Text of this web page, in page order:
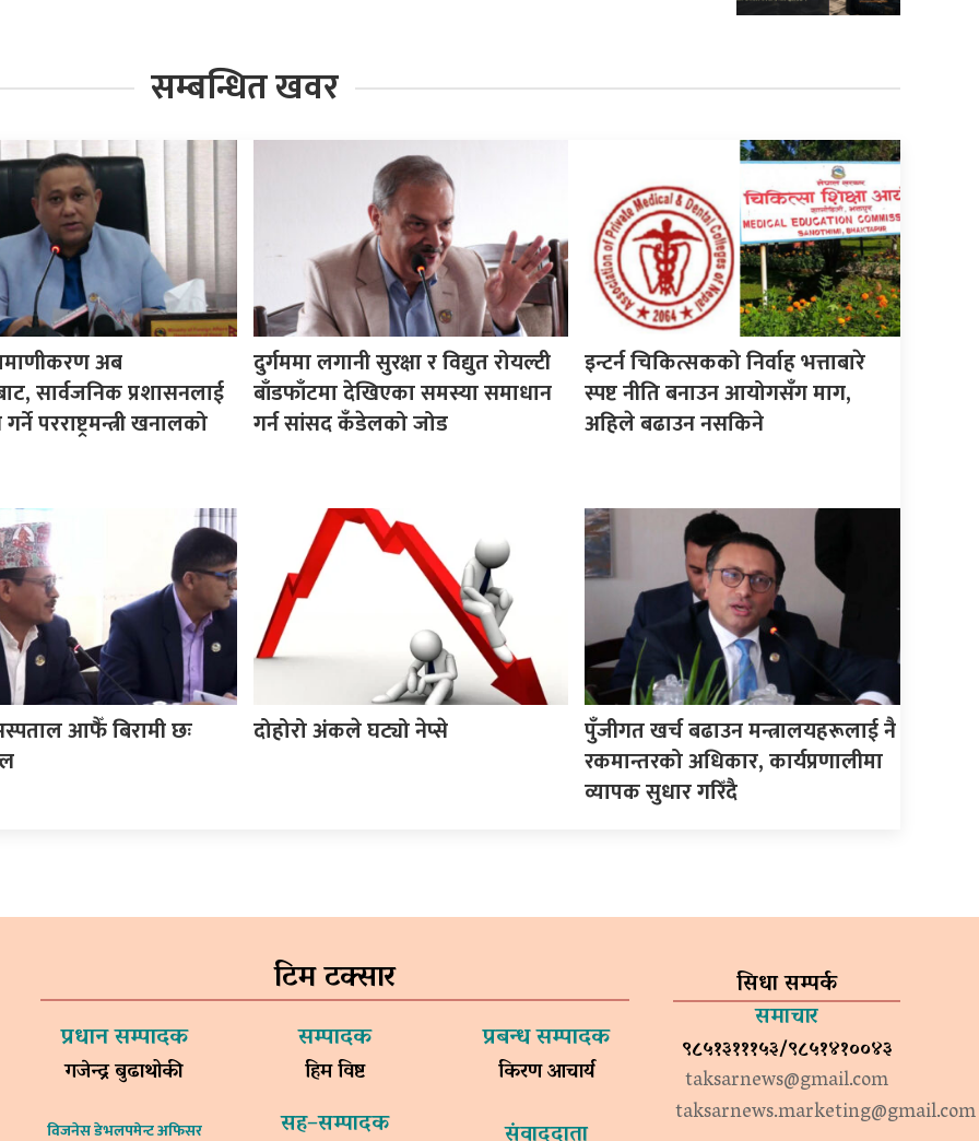
सम्बन्धित खवर
अब
सार्वजनिक प्रशासनलाई
परराष्ट्रमन्त्री खनालको
दुर्गममा लगानी सुरक्षा र विद्युत रोयल्टी
बाँडफाँटमा देखिएका समस्या समाधान
गर्न सांसद कँडेलको जोड
इन्टर्न चिकित्सकको निर्वाह भत्ताबारे
स्पष्ट नीति बनाउन आयोगसँग माग,
अहिले बढाउन नसकिने
आफैँ बिरामी छः
दोहोरो अंकले घट्यो नेप्से
पुँजीगत खर्च बढाउन मन्त्रालयहरूलाई नै
रकमान्तरको अधिकार, कार्यप्रणालीमा
व्यापक सुधार गरिँदै
टिम टक्सार
प्रधान सम्पादक
गजेन्द्र बुढाथोकी
सम्पादक
हिम विष्ट
प्रबन्ध सम्पादक
किरण आचार्य
विजनेस डेभलपमेन्ट अफिसर सह–सम्पादक
सिधा सम्पर्क
समाचार
९८५१३१११५३/९८५१४१००४३
taksarnews@gmail.com
taksarnews.marketing@gmail.com